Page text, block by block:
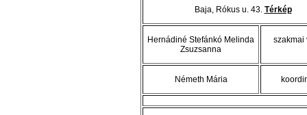
Baja, Rókus u. 43. Térkép
Hernádiné Stefánkó Melinda
Zsuzsanna
szakmai
Németh Mária